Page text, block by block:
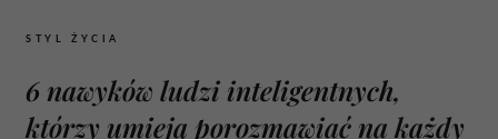
STYL ŻYCIA
6 nawyków ludzi inteligentnych,
którzy umieją porozmawiać na każdy